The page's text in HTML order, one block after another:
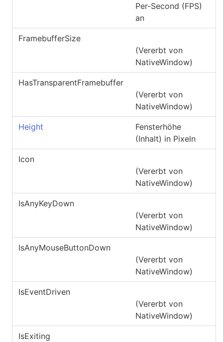
Per-Second (FPS)
an
FramebufferSize
(Vererbt von
NativeWindow)
HasTransparentFramebuffer
(Vererbt von
NativeWindow)
Height
Fensterhöhe
(Inhalt) in Pixeln
Icon
(Vererbt von
NativeWindow)
IsAnyKeyDown
(Vererbt von
NativeWindow)
IsAnyMouseButtonDown
(Vererbt von
NativeWindow)
IsEventDriven
(Vererbt von
NativeWindow)
IsExiting